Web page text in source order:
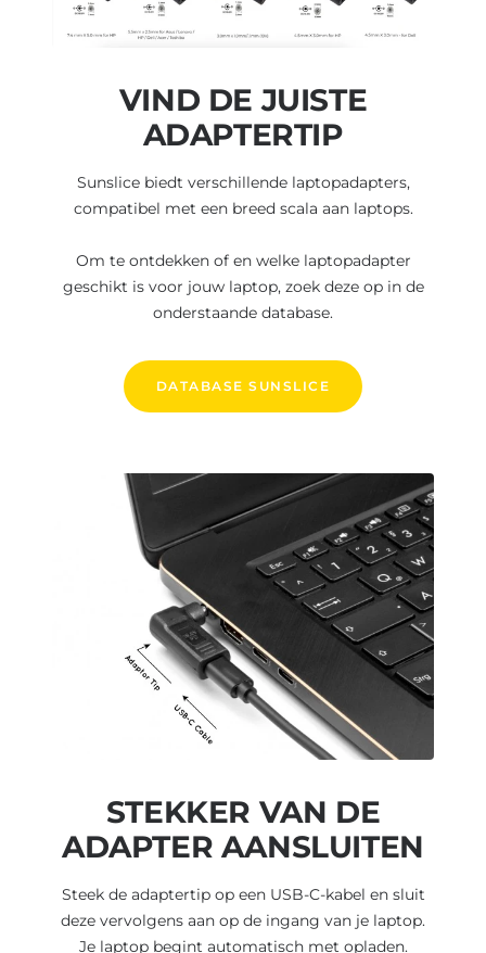
VIND DE JUISTE
ADAPTERTIP
Sunslice biedt verschillende laptopadapters,
compatibel met een breed scala aan laptops.
Om te ontdekken of en welke laptopadapter
geschikt is voor jouw laptop, zoek deze op in de
onderstaande database.
DATABASE SUNSLICE
STEKKER VAN DE
ADAPTER AANSLUITEN
Steek de adaptertip op een USB-C-kabel en sluit
deze vervolgens aan op de ingang van je laptop.
Je laptop begint automatisch met opladen.